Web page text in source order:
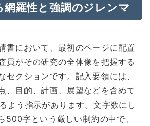
羅性と強調のジレンマ
書において、最初のページに配置
員がその研究の全体像を把握する
セクションです。記入要領には、
、目的、計画、展望などを含めて
よう指示があります。文字数にし
500字という厳しい制約の中で、